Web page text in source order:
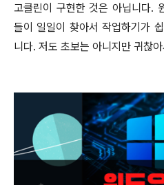
고클린이 구현한 것은 아닙니다.
들이 일일이 찾아서 작업하기가
니다. 저도 초보는 아니지만 귀찮